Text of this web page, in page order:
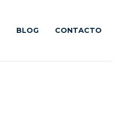
BLOG CONTACTO